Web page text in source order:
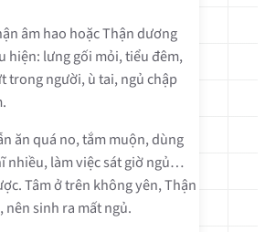
âm hao hoặc Thận dương
hiện: lưng gối mỏi, tiểu đêm,
trong người, ù tai, ngủ chập
ăn quá no, tắm muộn, dùng
nhiều, làm việc sát giờ ngủ…
Tâm ở trên không yên, Thận
sinh ra mất ngủ.